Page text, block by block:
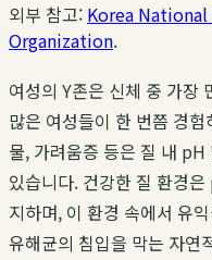
외부 참고: Korea
Organization.
여성의 Y존은 신체 중 가장
많은 여성들이 한 번쯤 경
물, 가려움증 등은 질 내
있습니다. 건강한 질 환경
지하며, 이 환경 속에서 유
유해균의 침입을 막는 자연